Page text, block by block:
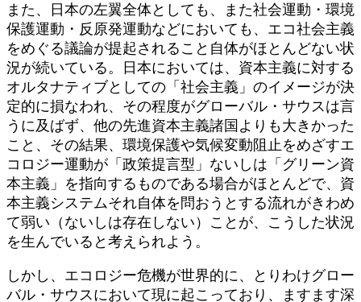
また、日本の左翼全体としても、また社会運動・環境
保護運動・反原発運動などにおいても、エコ社会主義
をめぐる議論が提起されること自体がほとんどない状
況が続いている。日本においては、資本主義に対する
オルタナティブとしての「社会主義」のイメージが決
定的に損なわれ、その程度がグローバル・サウスは言
うに及ばず、他の先進資本主義諸国よりも大きかった
こと、その結果、環境保護や気候変動阻止をめざすエ
コロジー運動が「政策提言型」ないしは「グリーン資
本主義」を指向するものである場合がほとんどで、資
本主義システムそれ自体を問おうとする流れがきわめ
て弱い（ないしは存在しない）ことが、こうした状況
を生んでいると考えられよう。
しかし、エコロジー危機が世界的に、とりわけグロー
バル・サウスにおいて現に起こっており、ますます深